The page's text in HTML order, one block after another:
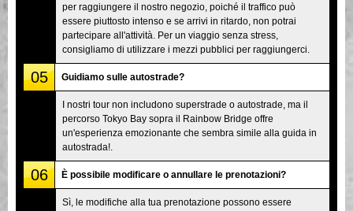
per raggiungere il nostro negozio, poiché il traffico può
essere piuttosto intenso e se arrivi in ritardo, non potrai
partecipare all'attività. Per un viaggio senza stress,
consigliamo di utilizzare i mezzi pubblici per raggiungerci.
05 Guidiamo sulle autostrade?
I nostri tour non includono superstrade o autostrade, ma il
percorso Tokyo Bay sopra il Rainbow Bridge offre
un'esperienza emozionante che sembra simile alla guida in
autostrada!.
06 È possibile modificare o annullare le prenotazioni?
Sì, le modifiche alla tua prenotazione possono essere